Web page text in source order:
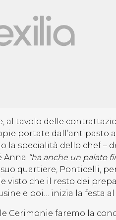
al tavolo delle
portate dall’antipasto
la specialità dello chef –
Anna “ha anche un palato
quartiere, Ponticelli,
visto che il resto dei
e poi… inizia la festa
Cerimonie faremo la